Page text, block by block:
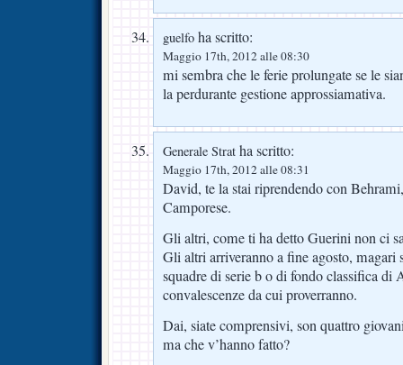
guelfo ha scritto:
Maggio 17th, 2012 alle 08:30
mi sembra che le ferie prolungate se le
la perdurante gestione approssiamativa.
Generale Strat ha scritto:
Maggio 17th, 2012 alle 08:31
David, te la stai riprendendo con
Camporese.
Gli altri, come ti ha detto Guerini non ci
Gli altri arriveranno a fine agosto, magari
squadre di serie b o di fondo classifica di
convalescenze da cui proverranno.
Dai, siate comprensivi, son quattro
ma che v’hanno fatto?